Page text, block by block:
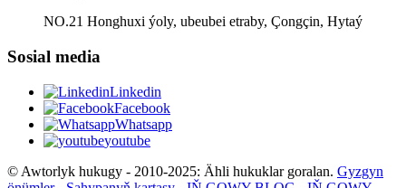
NO.21 Honghuxi ýoly, ubeubei etraby, Çongçin, Hytaý
Sosial media
Linkedin
Facebook
Whatsapp
youtube
© Awtorlyk hukugy - 2010-2025: Ähli hukuklar goralan. Gyzgyn